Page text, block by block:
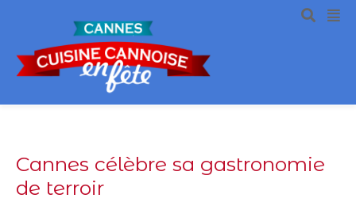
Cannes célèbre sa gastronomie
de terroir